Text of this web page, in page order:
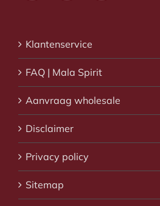
Klantenservice
FAQ | Mala Spirit
Aanvraag wholesale
Disclaimer
Privacy policy
Sitemap